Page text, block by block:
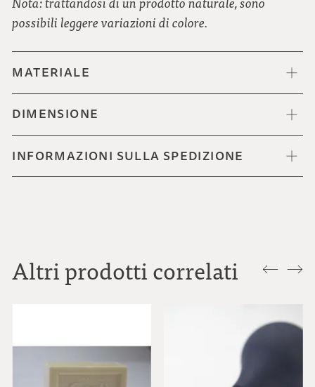
possibili leggere variazioni di colore.
MATERIALE
DIMENSIONE
INFORMAZIONI SULLA SPEDIZIONE
Altri prodotti correlati